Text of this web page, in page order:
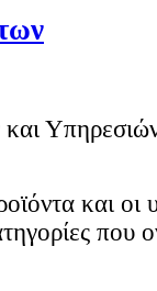
και οι
που